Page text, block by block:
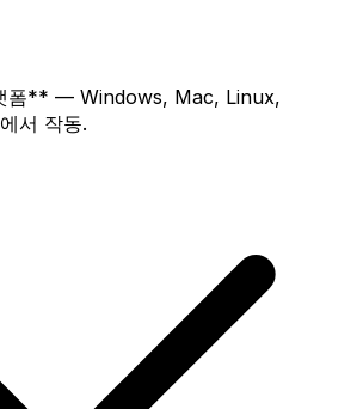
폼** — Windows, Mac, Linux,
서 작동.